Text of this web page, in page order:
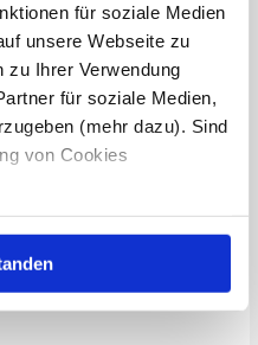
für soziale Medien
unsere Webseite zu
zu Ihrer Verwendung
für soziale Medien,
(mehr dazu). Sind
von Cookies
des Laufens
Vorteile! Laufen ist
Formen des Sports, die
warum das Laufen
diesem Blogbeitrag werde
der körperlichen